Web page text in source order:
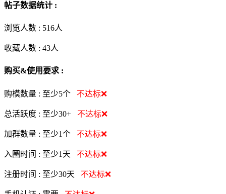
帖子数据统计 :
浏览人数 : 516人
收藏人数 : 43人
购买&使用要求 :
购模数量 : 至少5个 不达标❌
总活跃度 : 至少30+ 不达标❌
加群数量 : 至少1个 不达标❌
入圈时间 : 至少1天 不达标❌
注册时间 : 至少30天 不达标❌